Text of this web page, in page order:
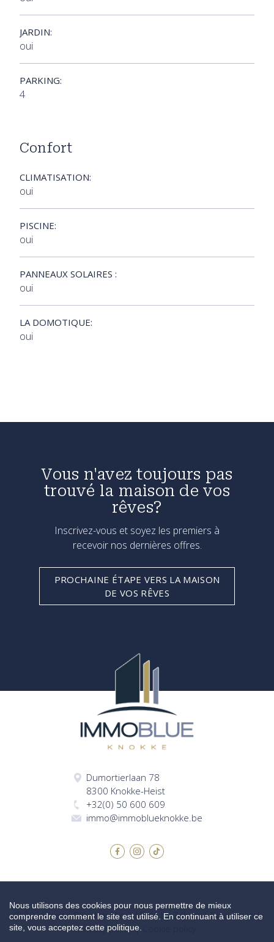
JARDIN:
oui
PARKING:
4
Confort
CLIMATISATION:
oui
PISCINE:
oui
PANNEAUX SOLAIRES :
oui
LA DOMOTIQUE:
oui
Vous n'avez toujours pas
trouvé la maison de vos
rêves?
Inscrivez-vous et soyez les premiers à
recevoir nos dernières offres.
PROCHAINE ÉTAPE VERS LA MAISON
DE VOS RÊVES
Dumortierlaan 78
8300 Knokke-Heist
+32(0) 50 600 609
immo@immoblueknokke.be
© 2026 Immo Blue Knokke | Made by Zabun|Disclaimer |
Privacy policy|
Nous utilisons des cookies pour nous permettre de mieux
comprendre comment le site est utilisé. En continuant à utiliser ce
site, vous acceptez cette politique.